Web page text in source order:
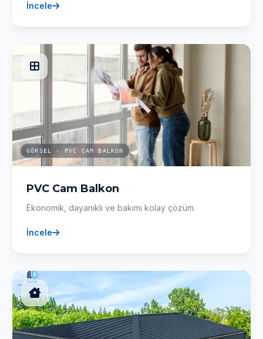
İncele
GÖRSEL · PVC CAM BALKON
PVC Cam Balkon
Ekonomik, dayanıklı ve bakımı kolay çözüm.
İncele